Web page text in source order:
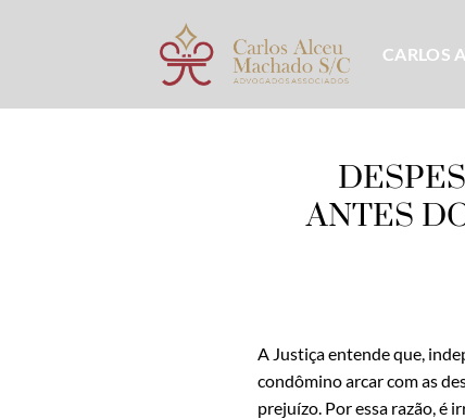
CARLOS
ANTES
A Justiça entende que,
condômino arcar com as
prejuízo. Por essa razão, é